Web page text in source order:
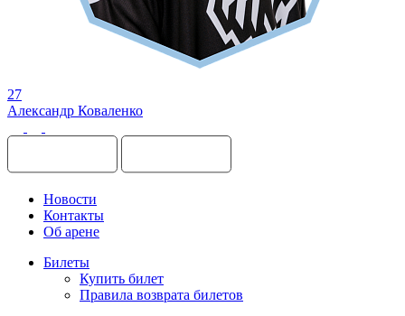
27
Александр Коваленко
Новости
Контакты
Об арене
Билеты
Купить билет
Правила возврата билетов